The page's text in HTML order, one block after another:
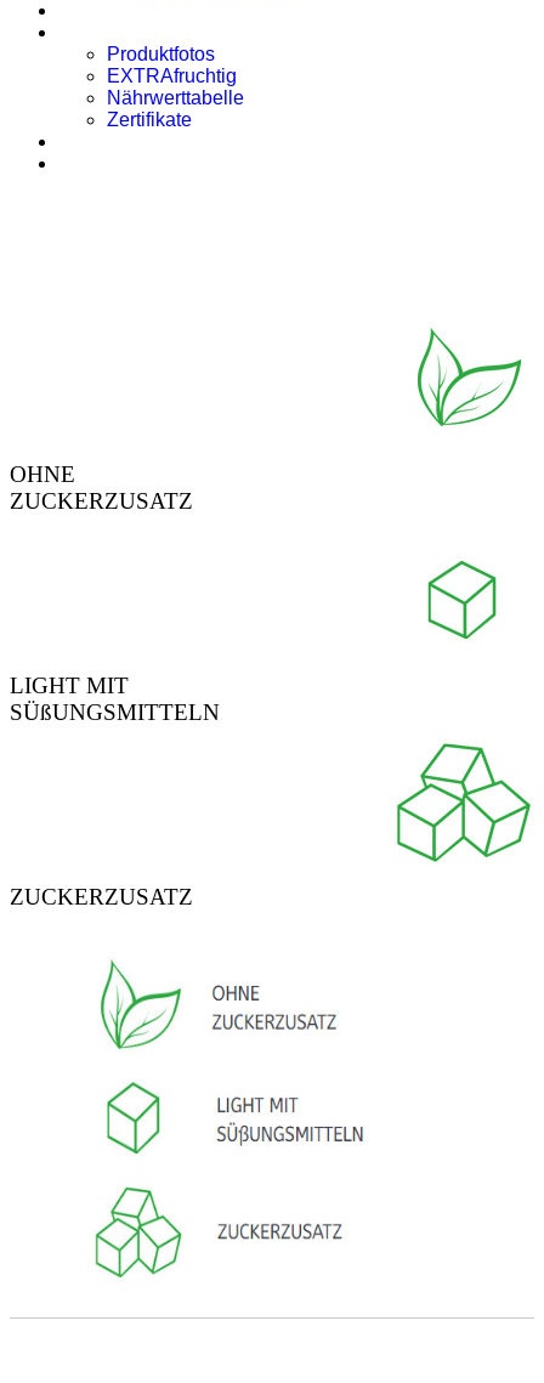
Produktfotos
EXTRAfruchtig
Nährwerttabelle
Zertifikate
OHNE
ZUCKERZUSATZ
LIGHT MIT
SÜßUNGSMITTELN
ZUCKERZUSATZ